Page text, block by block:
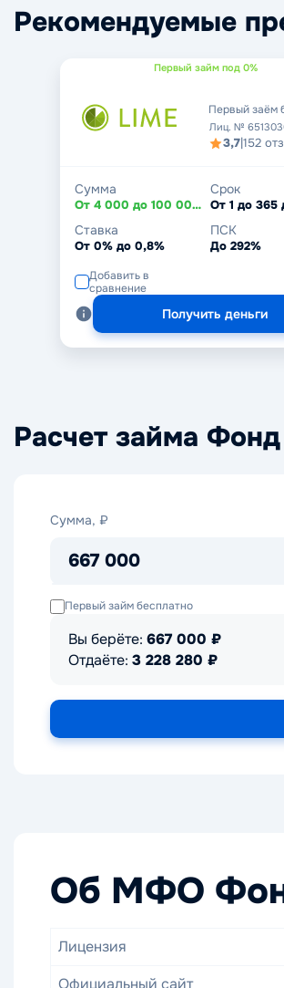
Рекомендуемые
Первый займ под 0%
Первый заём
Лиц. №
3,7|152
Сумма
От 4 000 до 100 000 ₽
Срок
От 1 до 365
Ставка
От 0% до 0,8%
ПСК
До 292%
Добавить в
сравнение
Получить деньги
Расчет займа
Сумма, ₽
667 000
Сумма,
Первый займ бесплатно
Вы берёте: 667 000 ₽
Отдаёте: 3 228 280 ₽
Об МФО
Лицензия
Официальный сайт